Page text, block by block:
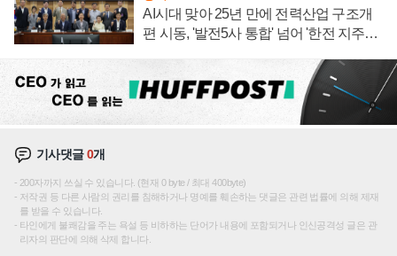
AI시대 맞아 25년 만에 전력산업 구조개
편 시동, '발전5사 통합' 넘어 '한전 지주사'
기사댓글0개
200자까지 쓰실 수 있습니다. (현재 0 byte / 최대 400byte)
저작권 등 다른 사람의 권리를 침해하거나 명예를 훼손하는 댓글은 관련 법률에 의해 제재
를 받을 수 있습니다.
타인에게 불쾌감을 주는 욕설 등 비하하는 단어가 내용에 포함되거나 인신공격성 글은 관
리자의 판단에 의해 삭제 합니다.